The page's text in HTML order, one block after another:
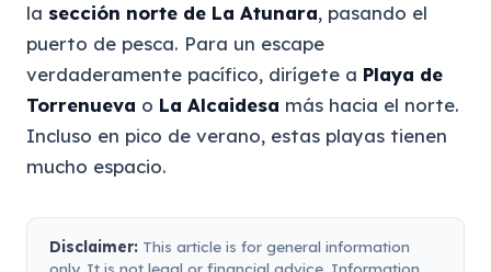
la sección norte de La Atunara, pasando el
puerto de pesca. Para un escape
verdaderamente pacífico, dirígete a Playa de
Torrenueva o La Alcaidesa más hacia el norte.
Incluso en pico de verano, estas playas tienen
mucho espacio.
Disclaimer: This article is for general information